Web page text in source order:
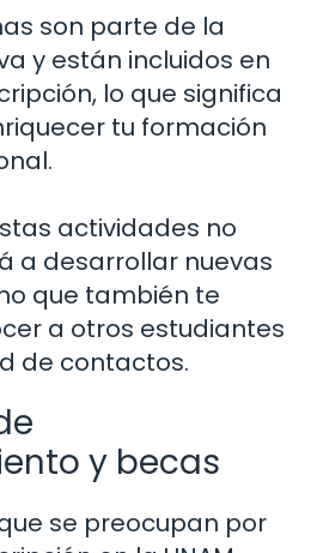
son parte de la
y están incluidos en
lo que significa
tu formación
actividades no
a desarrollar nuevas
que también te
a otros estudiantes
de contactos.
y becas
se preocupan por